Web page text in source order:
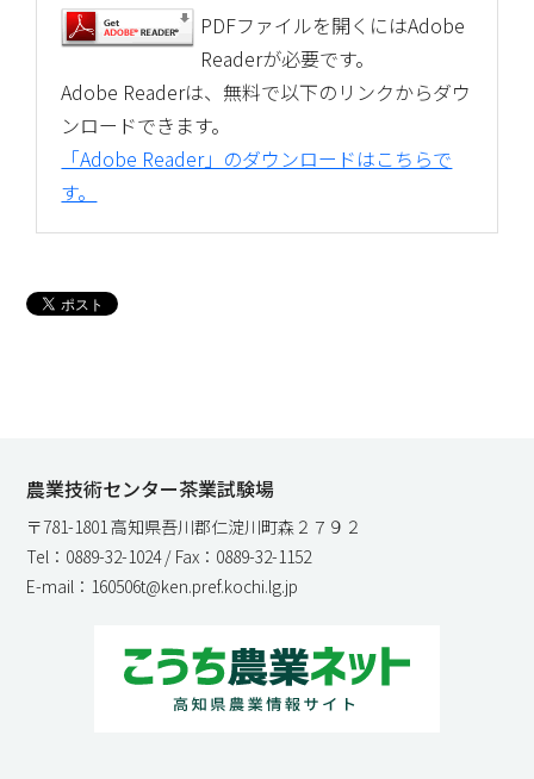
PDFファイルを開くにはAdobe
Readerが必要です。
Adobe Readerは、無料で以下のリンクからダウ
ンロードできます。
「Adobe Reader」のダウンロードはこちらで
す。
農業技術センター茶業試験場
〒781-1801 高知県吾川郡仁淀川町森２７９２
Tel：0889-32-1024 / Fax：0889-32-1152
E-mail：160506t@ken.pref.kochi.lg.jp